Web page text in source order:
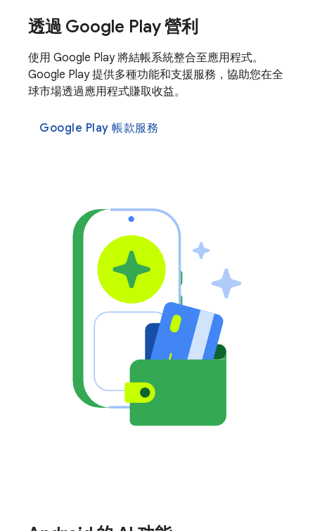
透過 Google Play 營利
使用 Google Play 將結帳系統整合至應用程式。
Google Play 提供多種功能和支援服務，協助您在全
球市場透過應用程式賺取收益。
Google Play 帳款服務